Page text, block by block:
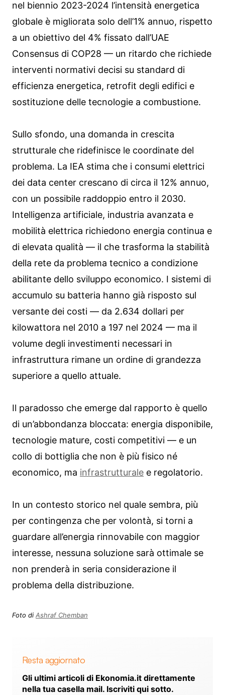
nel biennio 2023-2024 l’intensità energetica
globale è migliorata solo dell’1% annuo, rispetto
a un obiettivo del 4% fissato dall’UAE
Consensus di COP28 — un ritardo che richiede
interventi normativi decisi su standard di
efficienza energetica, retrofit degli edifici e
sostituzione delle tecnologie a combustione.
Sullo sfondo, una domanda in crescita
strutturale che ridefinisce le coordinate del
problema. La IEA stima che i consumi elettrici
dei data center crescano di circa il 12% annuo,
con un possibile raddoppio entro il 2030.
Intelligenza artificiale, industria avanzata e
mobilità elettrica richiedono energia continua e
di elevata qualità — il che trasforma la stabilità
della rete da problema tecnico a condizione
abilitante dello sviluppo economico. I sistemi di
accumulo su batteria hanno già risposto sul
versante dei costi — da 2.634 dollari per
kilowattora nel 2010 a 197 nel 2024 — ma il
volume degli investimenti necessari in
infrastruttura rimane un ordine di grandezza
superiore a quello attuale.
Il paradosso che emerge dal rapporto è quello
di un’abbondanza bloccata: energia disponibile,
tecnologie mature, costi competitivi — e un
collo di bottiglia che non è più fisico né
economico, ma infrastrutturale e regolatorio.
In un contesto storico nel quale sembra, più
per contingenza che per volontà, si torni a
guardare all’energia rinnovabile con maggior
interesse, nessuna soluzione sarà ottimale se
non prenderà in seria considerazione il
problema della distribuzione.
Foto di Ashraf Chemban
Resta aggiornato
Gli ultimi articoli di Ekonomia.it direttamente
nella tua casella mail. Iscriviti qui sotto.